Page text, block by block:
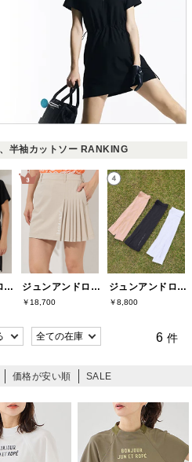
半袖カットソー RANKING
ジュンアンドロペ(JUN&ROPE) ジュンアンドロペ(JUN&ROPE)
￥18,700
ジュンアンドロペ(JUN&ROPE)
￥8,800
6 件
価格が安い順 SALE